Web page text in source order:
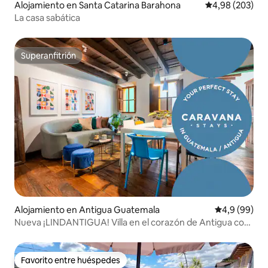
Alojamiento en Santa Catarina Barahona Calificación
4,98 (203)
La casa sabática
Superanfitrión
Superanfitrión
Alojamiento en Antigua Guatemala Calificación
4,9 (99)
Nueva ¡LINDANTIGUA! Villa en el corazón de Antigua con
Favorito entre huéspedes
Favorito entre huéspedes